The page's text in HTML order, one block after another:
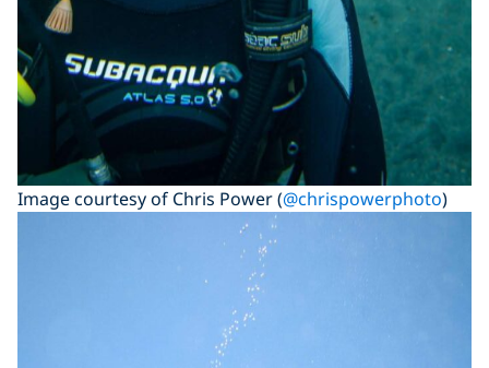
Image courtesy of Chris Power (@chrispowerphoto)